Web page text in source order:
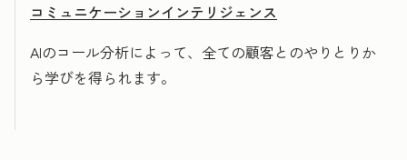
コミュニケーションインテリジェンス
AIのコール分析によって、全ての顧客とのやりとりか
ら学びを得られます。